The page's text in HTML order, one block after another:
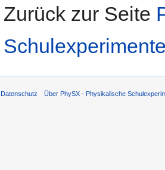
Zurück zur Seite
Datenschutz Über PhySX - Physikalische